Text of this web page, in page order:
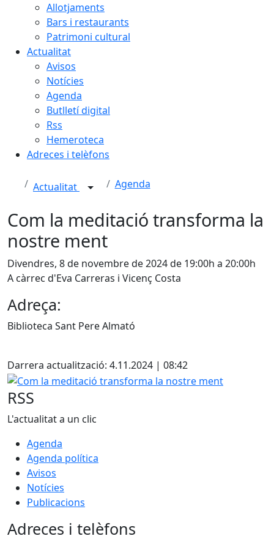
Allotjaments
Bars i restaurants
Patrimoni cultural
Actualitat
Avisos
Notícies
Agenda
Butlletí digital
Rss
Hemeroteca
Adreces i telèfons
Actualitat Agenda
Com la meditació transforma la
nostre ment
Divendres, 8 de novembre de 2024 de 19:00h a 20:00h
A càrrec d'Eva Carreras i Vicenç Costa
Adreça:
Biblioteca Sant Pere Almató
Darrera actualització: 4.11.2024 | 08:42
Com la meditació transforma la nostre ment
RSS
L'actualitat a un clic
Agenda
Agenda política
Avisos
Notícies
Publicacions
Adreces i telèfons